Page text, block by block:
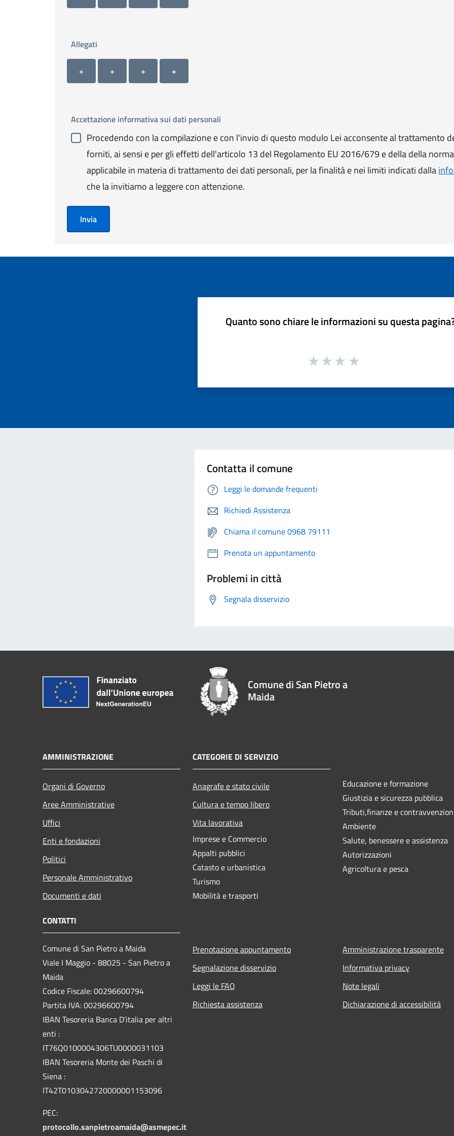
Allegati
Allegato 1
+
Allegato 2
+
Allegato 3
+
Allegato 4
+
Accettazione informativa sui dati personali
Procedendo con la compilazione e con l'invio di questo modulo Lei acconsente al trattamento
forniti, ai sensi e per gli effetti dell'articolo 13 del Regolamento EU 2016/679 e della della
applicabile in materia di trattamento dei dati personali, per la finalità e nei limiti indicati dalla
che la invitiamo a leggere con attenzione.
Invia
Quanto sono chiare le informazioni su questa
Contatta il comune
Leggi le domande frequenti
Richiedi Assistenza
Chiama il comune 0968 79111
Prenota un appuntamento
Problemi in città
Segnala disservizio
Comune di San Pietro a
Maida
AMMINISTRAZIONE
Organi di Governo
Aree Amministrative
Uffici
Enti e fondazioni
Politici
Personale Amministrativo
Documenti e dati
CATEGORIE DI SERVIZIO
Anagrafe e stato civile
Cultura e tempo libero
Vita lavorativa
Imprese e Commercio
Appalti pubblici
Catasto e urbanistica
Turismo
Mobilità e trasporti
Educazione e formazione
Giustizia e sicurezza pubblica
Tributi,finanze e
Ambiente
Salute, benessere e assistenza
Autorizzazioni
Agricoltura e pesca
CONTATTI
Comune di San Pietro a Maida
Viale I Maggio - 88025 - San Pietro a
Maida
Codice Fiscale: 00296600794
Partita IVA: 00296600794
IBAN Tesoreria Banca D’italia per altri
enti :
IT76Q0100004306TU0000031103
IBAN Tesoreria Monte dei Paschi di
Siena :
IT42T0103042720000001153096
PEC:
protocollo.sanpietroamaida@asmepec.it
Prenotazione appuntamento
Segnalazione disservizio
Leggi le FAQ
Richiesta assistenza
Amministrazione trasparente
Informativa privacy
Note legali
Dichiarazione di accessibilità